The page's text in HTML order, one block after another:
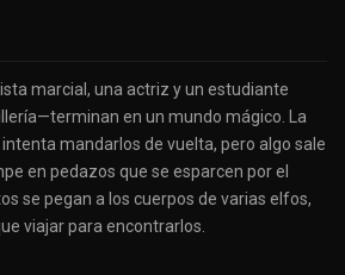
marcial, una actriz y un estudiante
en un mundo mágico. La
mandarlos de vuelta, pero algo sale
en pedazos que se esparcen por el
se pegan a los cuerpos de varias elfos,
viajar para encontrarlos.